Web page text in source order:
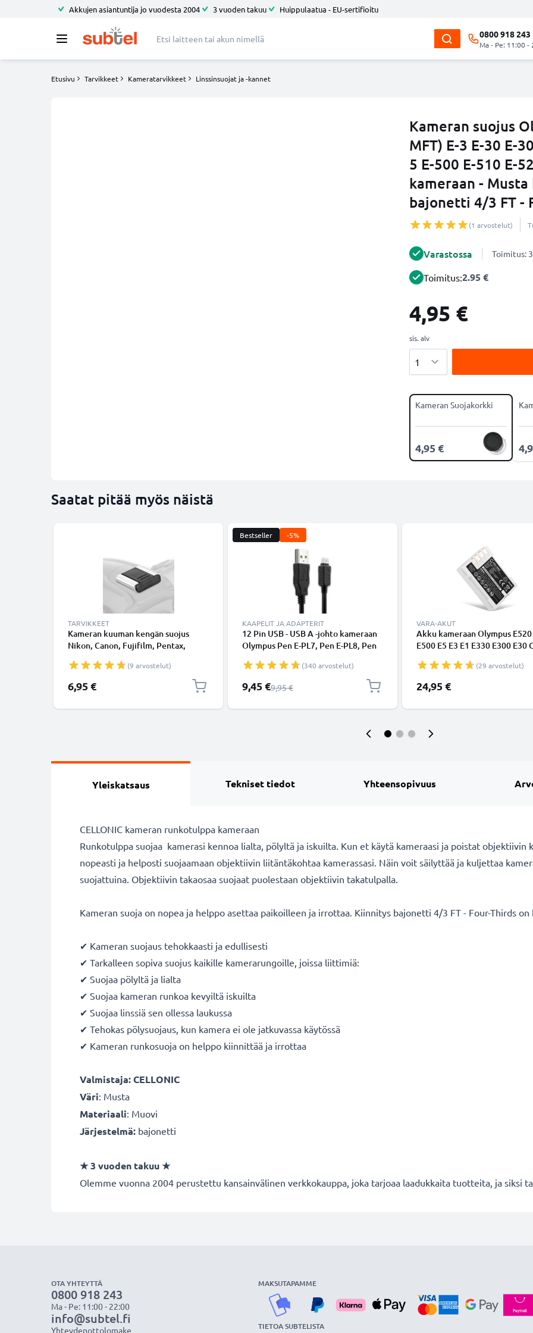
Akkujen asiantuntija jo vuodesta 2004 3 vuoden takuu Huippulaatua - EU-sertifioitu
0800 918 243
Ma - Pe: 11:00 -
Etusivu Tarvikkeet Kameratarvikkeet Linssinsuojat ja -kannet
Kameran suojus
MFT) E-3 E-30 E-
5 E-500 E-510 E-
kameraan -
bajonetti 4/3 FT -
(1 arvostelut)
Varastossa Toimitus:
Toimitus:2.95 €
4,95 €
sis. alv
Kameran Suojakorkki
4,95 €
Saatat pitää myös näistä
TARVIKKEET
Kameran kuuman kengän suojus
Nikon, Canon, Fujifilm, Pentax,
CELLONIC
(9 arvostelut)
6,95 €
Bestseller -5%
KAAPELIT JA ADAPTERIT
12 Pin USB - USB A -johto kameraan
Olympus Pen E-PL7, Pen E-PL8, Pen
Stylus 1, E510, E520, E620 - Musta
1.5m, nopea 1A, PVC-kamerajohto
CB-USB6 CB-USB8, tuotemerkiltä
(340 arvostelut)
Erikoishinta
9,45 €Normaali hinta
9,95 €
VARA-AKUT
Akku kameraan Olympus
E500 E5 E3 E1 E330 E300 E30
(1600mAh, 7.4V) tuotemerkiltä
CELLONIC
(29 arvostelut)
24,95 €
Yleiskatsaus Tekniset tiedot Yhteensopivuus
CELLONIC kameran runkotulppa kameraan
Runkotulppa suojaa kamerasi kennoa lialta, pölyltä ja iskuilta. Kun et käytä kameraasi ja poistat objektiivin
nopeasti ja helposti suojaamaan objektiivin liitäntäkohtaa kamerassasi. Näin voit säilyttää ja kuljettaa
suojattuina. Objektiivin takaosaa suojaat puolestaan objektiivin takatulpalla.
Kameran suoja on nopea ja helppo asettaa paikoilleen ja irrottaa. Kiinnitys bajonetti 4/3 FT - Four-Thirds
✔ Kameran suojaus tehokkaasti ja edullisesti
✔ Tarkalleen sopiva suojus kaikille kamerarungoille, joissa liittimiä:
✔ Suojaa pölyltä ja lialta
✔ Suojaa kameran runkoa kevyiltä iskuilta
✔ Suojaa linssiä sen ollessa laukussa
✔ Tehokas pölysuojaus, kun kamera ei ole jatkuvassa käytössä
✔ Kameran runkosuoja on helppo kiinnittää ja irrottaa
Valmistaja: CELLONIC
Väri: Musta
Materiaali: Muovi
Järjestelmä: bajonetti
★ 3 vuoden takuu ★
Olemme vuonna 2004 perustettu kansainvälinen verkkokauppa, joka tarjoaa laadukkaita tuotteita, ja siksi
OTA YHTEYTTÄ
0800 918 243
Ma - Pe: 11:00 - 22:00
info@subtel.fi
Yhteydenottolomake
MAKSUTAPAMME
TIETOA SUBTELISTA